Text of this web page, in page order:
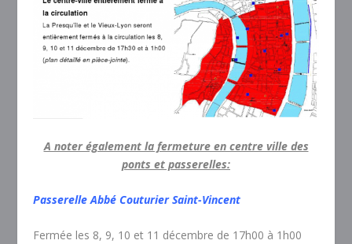
A noter également la fermeture en centre ville des
ponts et passerelles:
Passerelle Abbé Couturier Saint-Vincent
Fermée les 8, 9, 10 et 11 décembre de 17h00 à 1h00